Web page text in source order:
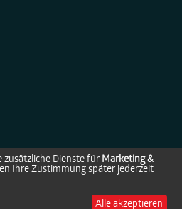
Dienste für Marketing &
Ihre Zustimmung später jederzeit
Alle akzeptieren